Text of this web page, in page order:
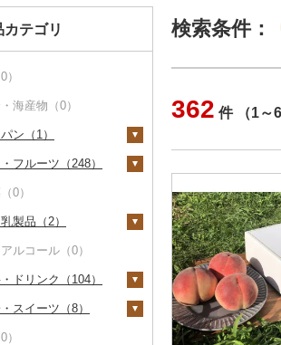
カテゴリ
）
海産物（0）
ン（1）
（1）
米（1）
洗米（0）
米（0）
芽米（0）
めぴりか（0）
や姫（0）
穀（0）
（0）
の他穀物加工品
フルーツ（248）
どう・マスカット
0）
製品（2）
（0）
ーズ（0）
ーグルト（2）
乳（0）
ルコール（0）
ドリンク（104）
・ミネラルウォータ
スイーツ（8）
ーキ（0）
）
検索条件：
決済方法
PayPay
クレジットカ
Amazon Pay
楽天ペイ
メルペイ
362 件 （1～